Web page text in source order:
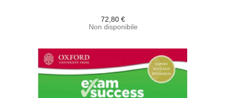
72,80 €
Non disponibile